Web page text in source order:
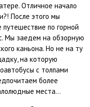
Отличное начало
После этого мы
по горной
Мы заедем на обзорную
каньона. Но не на ту
на которую
с толпами
более
места...